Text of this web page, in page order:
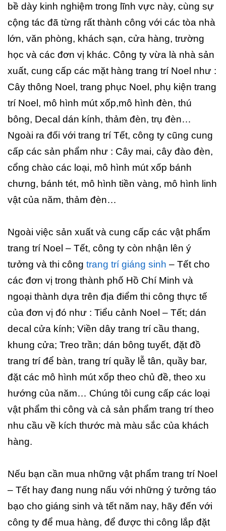
bề dày kinh nghiệm trong lĩnh vực này, cùng sự
cộng tác đã từng rất thành công với các tòa nhà
lớn, văn phòng, khách sạn, cửa hàng, trường
học và các đơn vị khác. Công ty vừa là nhà sản
xuất, cung cấp các mặt hàng trang trí Noel như :
Cây thông Noel, trang phục Noel, phụ kiện trang
trí Noel, mô hình mút xốp,mô hình đèn, thú
bông, Decal dán kính, thảm đèn, trụ đèn…
Ngoài ra đối với trang trí Tết, công ty cũng cung
cấp các sản phẩm như : Cây mai, cây đào đèn,
cổng chào các loại, mô hình mút xốp bánh
chưng, bánh tét, mô hình tiền vàng, mô hình linh
vật của năm, thảm đèn…
Ngoài việc sản xuất và cung cấp các vật phẩm
trang trí Noel – Tết, công ty còn nhận lên ý
tưởng và thi công trang trí giáng sinh – Tết cho
các đơn vị trong thành phố Hồ Chí Minh và
ngoại thành dựa trên địa điểm thi công thực tế
của đơn vị đó như : Tiểu cảnh Noel – Tết; dán
decal cửa kính; Viền dây trang trí cầu thang,
khung cửa; Treo trần; dán bông tuyết, đặt đồ
trang trí để bàn, trang trí quầy lễ tân, quầy bar,
đặt các mô hình mút xốp theo chủ đề, theo xu
hướng của năm… Chúng tôi cung cấp các loại
vật phẩm thi công và cả sản phẩm trang trí theo
nhu cầu về kích thước mà màu sắc của khách
hàng.
Nếu bạn cần mua những vật phẩm trang trí Noel
– Tết hay đang nung nấu với những ý tưởng táo
bạo cho giáng sinh và tết năm nay, hãy đến với
công ty để mua hàng, để được thi công lắp đặt